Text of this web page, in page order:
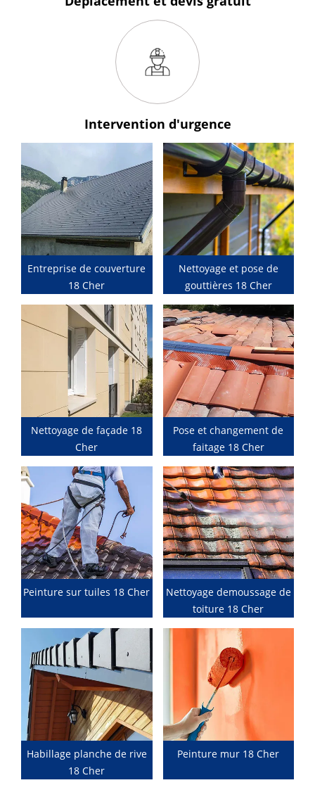
Intervention d'urgence
Entreprise de couverture
18 Cher
Nettoyage et pose de
gouttières 18 Cher
Nettoyage de façade 18
Cher
Pose et changement de
faitage 18 Cher
Peinture sur tuiles 18 Cher
Nettoyage demoussage de
toiture 18 Cher
Habillage planche de rive
18 Cher
Peinture mur 18 Cher